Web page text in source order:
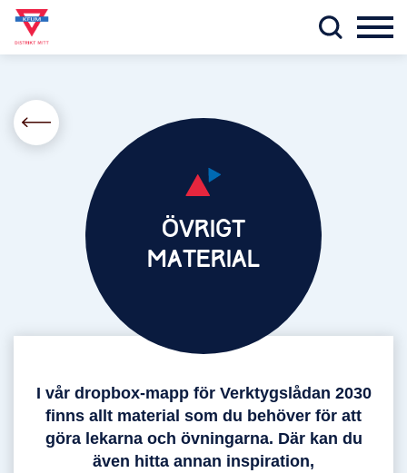
ÖVRIGT
MATERIAL
I vår dropbox-mapp för Verktygslådan 2030
finns allt material som du behöver för att
göra lekarna och övningarna. Där kan du
även hitta annan inspiration,